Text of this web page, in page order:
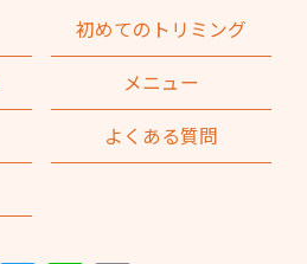
年10月(2)
年9月
初めてのトリミング
メニュー
よくある質問